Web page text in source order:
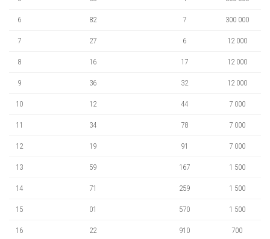
6 82 7 300 000
7 27 6 12 000
8 16 17 12 000
9 36 32 12 000
10 12 44 7 000
11 34 78 7 000
12 19 91 7 000
13 59 167 1 500
14 71 259 1 500
15 01 570 1 500
16 22 910 700